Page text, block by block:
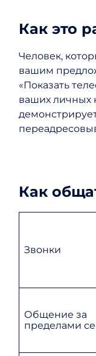
Как это
Человек,
вашим
«Показать
ваших личных
Как
Звонки
Общение за
пределами